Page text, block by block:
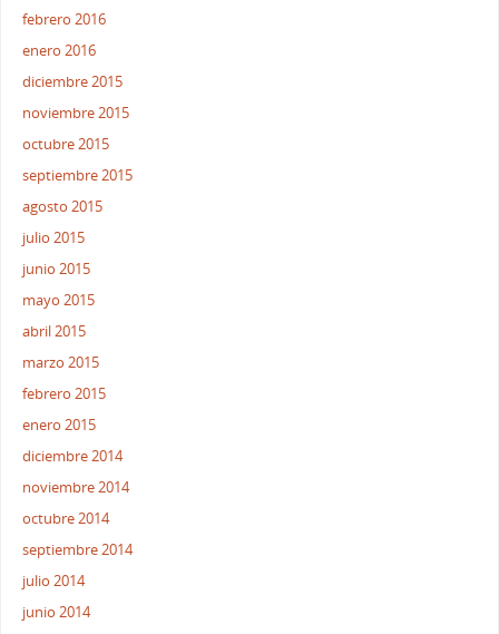
febrero 2016
enero 2016
diciembre 2015
noviembre 2015
octubre 2015
septiembre 2015
agosto 2015
julio 2015
junio 2015
mayo 2015
abril 2015
marzo 2015
febrero 2015
enero 2015
diciembre 2014
noviembre 2014
octubre 2014
septiembre 2014
julio 2014
junio 2014